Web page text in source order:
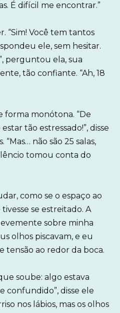
É difícil me encontrar.”
“Sim! Você tem tantos
ele, sem hesitar.
perguntou ela, sua
tão confiante. “Ah, 18
forma monótona. “De
tão estressado!”, disse
não são 25 salas,
tomou conta do
como se o espaço ao
se estreitado. A
sobre minha
olhos piscavam, e eu
tensão ao redor da boca.
soube: algo estava
confundido”, disse ele
nos lábios, mas os olhos